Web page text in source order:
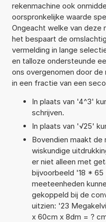
rekenmachine ook
oorspronkelijke waarde
Ongeacht welke van deze
het bespaart de
vermelding in lange
en talloze ondersteunde
ons overgenomen door
in een fractie van een
In plaats van '4^3'
schrijven.
In plaats van '√25'
Bovendien maakt de
wiskundige
er niet alleen met
bijvoorbeeld '18 * 65
meeteenheden
gekoppeld bij de
uitzien: '23
x 60cm x 8dm = ?